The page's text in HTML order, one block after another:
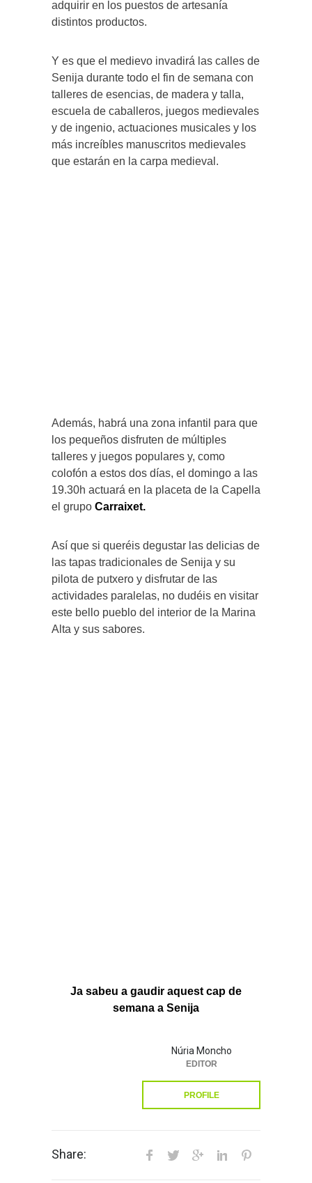
adquirir en los puestos de artesanía
distintos productos.
Y es que el medievo invadirá las calles de
Senija durante todo el fin de semana con
talleres de esencias, de madera y talla,
escuela de caballeros, juegos medievales
y de ingenio, actuaciones musicales y los
más increíbles manuscritos medievales
que estarán en la carpa medieval.
Además, habrá una zona infantil para que
los pequeños disfruten de múltiples
talleres y juegos populares y, como
colofón a estos dos días, el domingo a las
19.30h actuará en la placeta de la Capella
el grupo Carraixet.
Así que si queréis degustar las delicias de
las tapas tradicionales de Senija y su
pilota de putxero y disfrutar de las
actividades paralelas, no dudéis en visitar
este bello pueblo del interior de la Marina
Alta y sus sabores.
Ja sabeu a gaudir aquest cap de
semana a Senija
Núria Moncho
EDITOR
PROFILE
Share: